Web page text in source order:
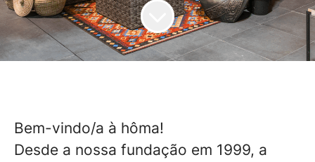
Bem-vindo/a à hôma!
Desde a nossa fundação em 1999, a